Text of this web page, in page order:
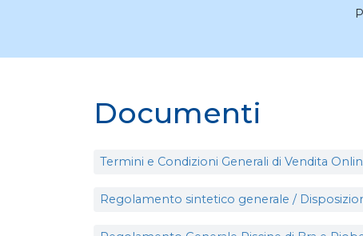
Documenti
Termini e Condizioni Generali di Vendita
Regolamento sintetico generale /